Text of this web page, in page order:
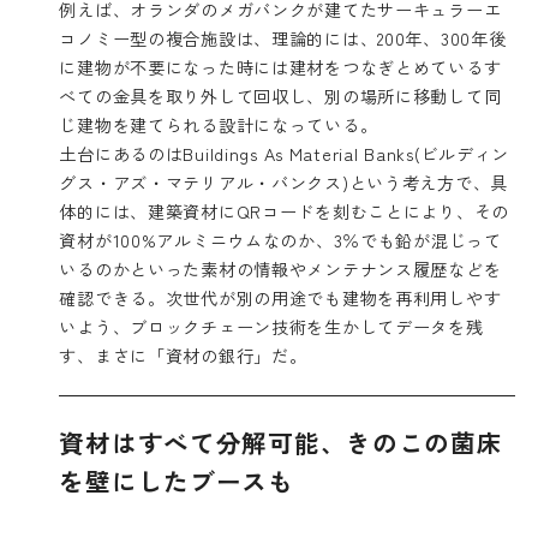
例えば、オランダのメガバンクが建てたサーキュラーエ
コノミー型の複合施設は、理論的には、200年、300年後
に建物が不要になった時には建材をつなぎとめているす
べての金具を取り外して回収し、別の場所に移動して同
じ建物を建てられる設計になっている。
土台にあるのはBuildings As Material Banks(ビルディン
グス・アズ・マテリアル・バンクス)という考え方で、具
体的には、建築資材にQRコードを刻むことにより、その
資材が100%アルミニウムなのか、3％でも鉛が混じって
いるのかといった素材の情報やメンテナンス履歴などを
確認できる。次世代が別の用途でも建物を再利用しやす
いよう、ブロックチェーン技術を生かしてデータを残
す、まさに「資材の銀行」だ。
資材はすべて分解可能、きのこの菌床
を壁にしたブースも